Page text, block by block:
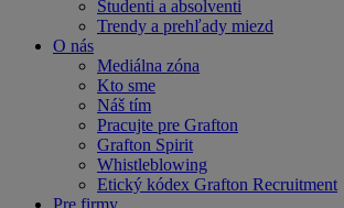
Študenti a absolventi
Trendy a prehľady miezd
O nás
Mediálna zóna
Kto sme
Náš tím
Pracujte pre Grafton
Grafton Spirit
Whistleblowing
Etický kódex Grafton Recruitment
Pre firmy